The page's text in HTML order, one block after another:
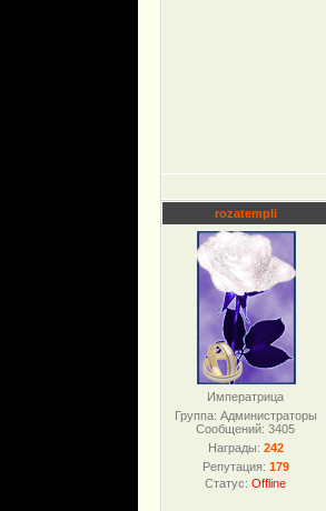
rozatempli
Императрица
Группа: Администраторы
Сообщений:3405
Награды: 242
Репутация: 179
Статус:Offline